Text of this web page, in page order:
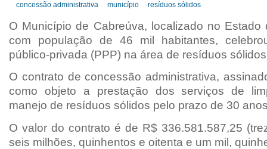
concessão administrativa município resíduos sólidos
O Município de Cabreúva, localizado no
com população de 46 mil habitantes,
público-privada (PPP) na área de resíduos
O contrato de concessão administrativa,
como objeto a prestação dos serviços de
manejo de resíduos sólidos pelo prazo de 30
O valor do contrato é de R$ 336.581.587,25
seis milhões, quinhentos e oitenta e um mil,